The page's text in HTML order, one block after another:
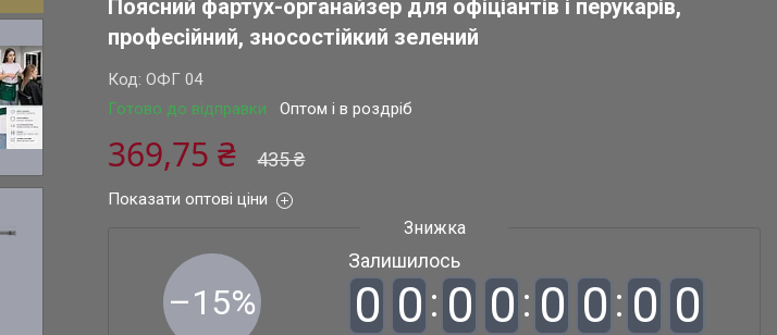
Поясний фартух-органайзер для офіціантів і перукарів,
професійний, зносостійкий зелений
Готово до відправки Оптом і в роздріб
Код:ОФГ 04
435 ₴
369,75 ₴
Показати оптові ціни
–15%
Залишилось
0 0 0 0 0 0 0 0